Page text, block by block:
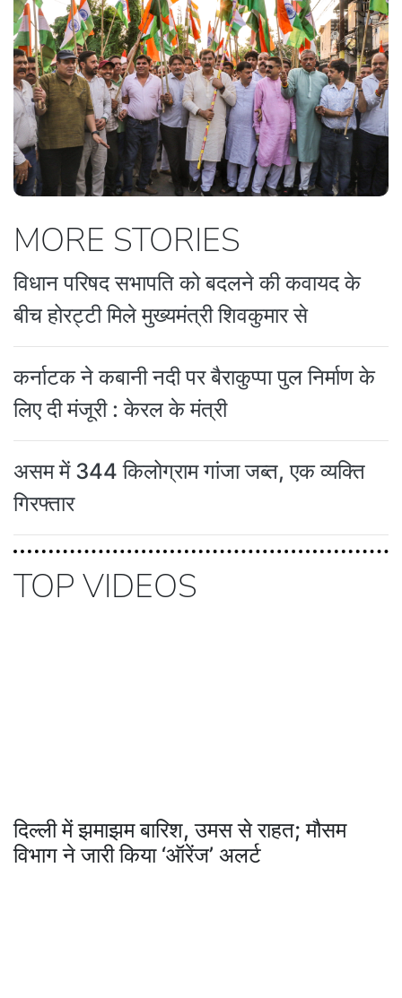
MORE STORIES
विधान परिषद सभापति को बदलने की कवायद के
बीच होरट्टी मिले मुख्यमंत्री शिवकुमार से
कर्नाटक ने कबानी नदी पर बैराकुप्पा पुल निर्माण के
लिए दी मंजूरी : केरल के मंत्री
असम में 344 किलोग्राम गांजा जब्त, एक व्यक्ति
गिरफ्तार
TOP VIDEOS
दिल्ली में झमाझम बारिश, उमस से राहत; मौसम
विभाग ने जारी किया ‘ऑरेंज’ अलर्ट